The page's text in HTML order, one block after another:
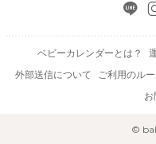
ベビーカレンダーとは？
外部送信について
ご利用のル
お
©